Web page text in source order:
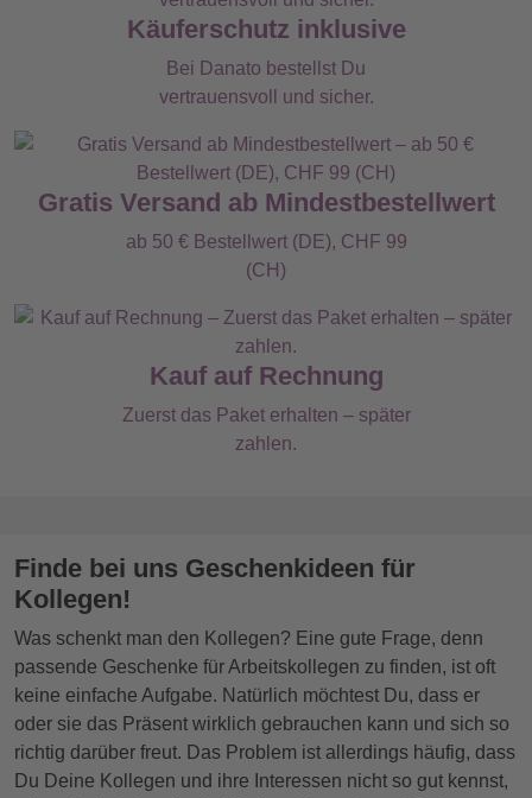
Käuferschutz inklusive
Bei Danato bestellst Du
vertrauensvoll und sicher.
Gratis Versand ab Mindestbestellwert
ab 50 € Bestellwert (DE), CHF 99
(CH)
Kauf auf Rechnung
Zuerst das Paket erhalten – später
zahlen.
Finde bei uns Geschenkideen für
Kollegen!
Was schenkt man den Kollegen? Eine gute Frage, denn
passende Geschenke für Arbeitskollegen zu finden, ist oft
keine einfache Aufgabe. Natürlich möchtest Du, dass er
oder sie das Präsent wirklich gebrauchen kann und sich so
richtig darüber freut. Das Problem ist allerdings häufig, dass
Du Deine Kollegen und ihre Interessen nicht so gut kennst,